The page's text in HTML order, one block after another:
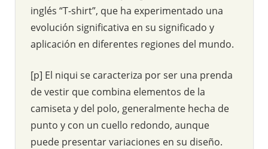
inglés “T-shirt”, que ha experimentado una
evolución significativa en su significado y
aplicación en diferentes regiones del mundo.
[p] El niqui se caracteriza por ser una prenda
de vestir que combina elementos de la
camiseta y del polo, generalmente hecha de
punto y con un cuello redondo, aunque
puede presentar variaciones en su diseño.